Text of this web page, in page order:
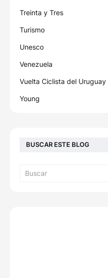
Treinta y Tres
Turismo
Unesco
Venezuela
Vuelta Ciclista del Uruguay
Young
BUSCAR ESTE BLOG